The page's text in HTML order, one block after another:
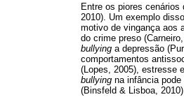
Entre os piores cenários
2010). Um exemplo
motivo de vingança aos
do crime preso
bullying a depressão
comportamentos
(Lopes, 2005), estresse
bullying na infância
(Binsfeld & Lisboa, 2010).